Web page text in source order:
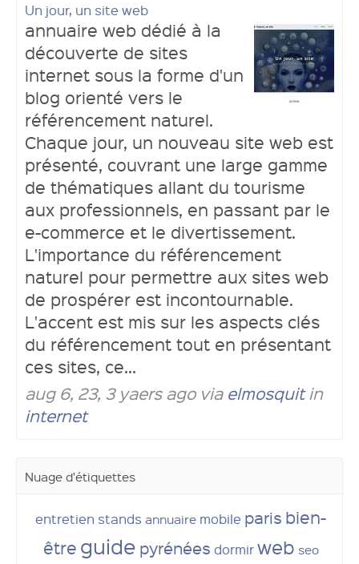
Un jour, un site web
annuaire web dédié à la
découverte de sites
internet sous la forme d'un
blog orienté vers le
référencement naturel.
Chaque jour, un nouveau site web est
présenté, couvrant une large gamme
de thématiques allant du tourisme
aux professionnels, en passant par le
e-commerce et le divertissement.
L'importance du référencement
naturel pour permettre aux sites web
de prospérer est incontournable.
L'accent est mis sur les aspects clés
du référencement tout en présentant
ces sites, ce...
aug 6, 23, 3 yaers ago via elmosquitin
internet
Nuage d'étiquettes
entretien stands annuaire mobile paris bien-
être guide pyrénées dormir web seo